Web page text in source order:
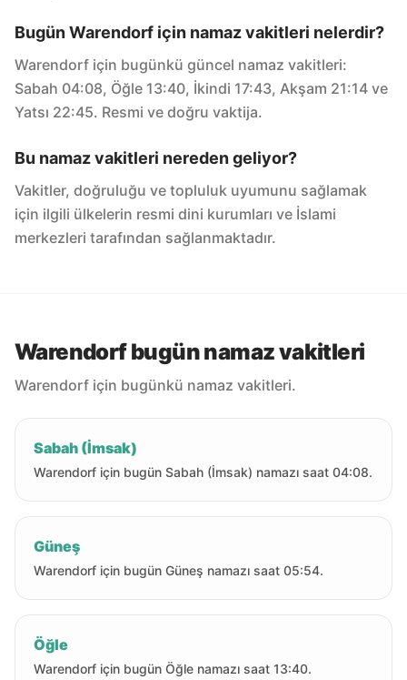
Bugün Warendorf için namaz vakitleri nelerdir?
Warendorf için bugünkü güncel namaz vakitleri:
Sabah 04:08, Öğle 13:40, İkindi 17:43, Akşam 21:14 ve
Yatsı 22:45. Resmi ve doğru vaktija.
Bu namaz vakitleri nereden geliyor?
Vakitler, doğruluğu ve topluluk uyumunu sağlamak
için ilgili ülkelerin resmi dini kurumları ve İslami
merkezleri tarafından sağlanmaktadır.
Warendorf bugün namaz vakitleri
Warendorf için bugünkü namaz vakitleri.
Sabah (İmsak)
Warendorf için bugün Sabah (İmsak) namazı saat 04:08.
Güneş
Warendorf için bugün Güneş namazı saat 05:54.
Öğle
Warendorf için bugün Öğle namazı saat 13:40.